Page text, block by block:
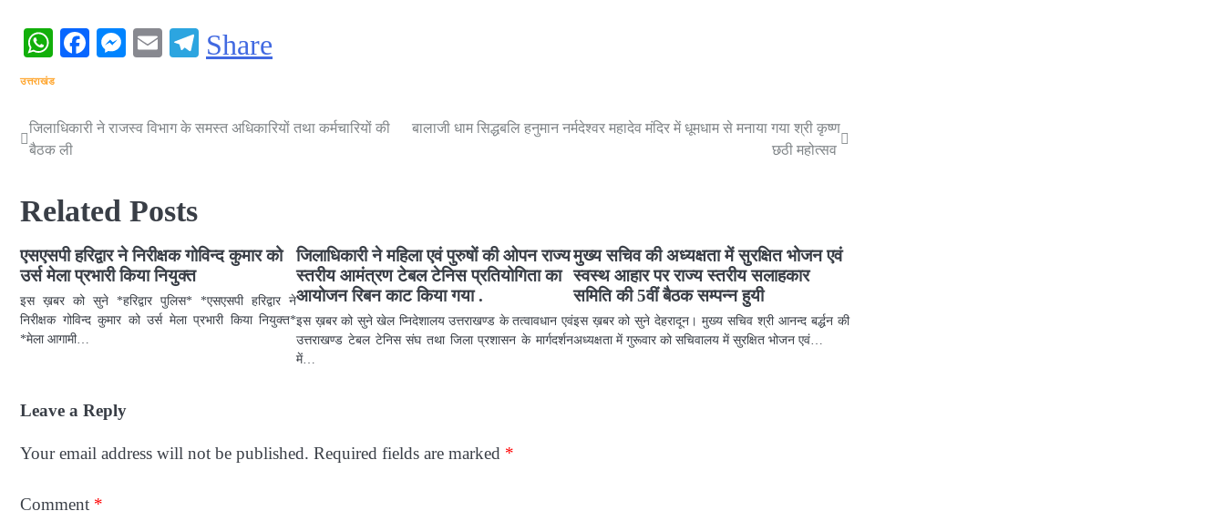
WhatsApp
Facebook
Messenger
EmailTelegram
Share
उत्तराखंड
Post
जिलाधिकारी ने राजस्व विभाग के समस्त अधिकारियों तथा कर्मचारियों की
बैठक ली
बालाजी धाम सिद्धबलि हनुमान नर्मदेश्वर महादेव मंदिर में धूमधाम से मनाया गया श्री कृष्ण
छठी महोत्सव
Related Posts
एसएसपी हरिद्वार ने निरीक्षक गोविन्द कुमार को
उर्स मेला प्रभारी किया नियुक्त
इस ख़बर को सुने *हरिद्वार पुलिस* *एसएसपी हरिद्वार ने
निरीक्षक गोविन्द कुमार को उर्स मेला प्रभारी किया नियुक्त*
*मेला आगामी…
जिलाधिकारी ने महिला एवं पुरुषों की ओपन राज्य
स्तरीय आमंत्रण टेबल टेनिस प्रतियोगिता का
आयोजन रिबन काट किया गया .
इस ख़बर को सुने खेल प्निदेशालय उत्तराखण्ड के तत्वावधान एवं
उत्तराखण्ड टेबल टेनिस संघ तथा जिला प्रशासन के मार्गदर्शन
में…
मुख्य सचिव की अध्यक्षता में सुरक्षित भोजन एवं
स्वस्थ आहार पर राज्य स्तरीय सलाहकार
समिति की 5वीं बैठक सम्पन्न हुयी
इस ख़बर को सुने देहरादून। मुख्य सचिव श्री आनन्द बर्द्धन की
अध्यक्षता में गुरूवार को सचिवालय में सुरक्षित भोजन एवं…
Leave a Reply
Your email address will not be published. Required fields are marked *
Comment *